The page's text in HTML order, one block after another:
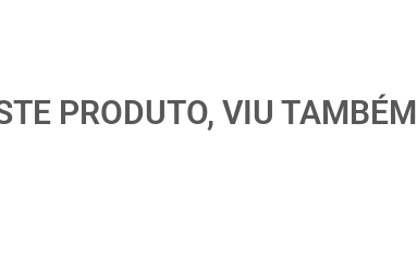
PRODUTO, VIU TAMBÉM